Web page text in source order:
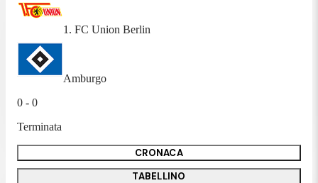
1. FC Union Berlin
Amburgo
0 - 0
Terminata
CRONACA
TABELLINO